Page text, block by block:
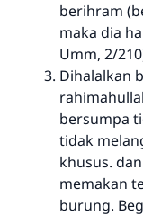
berihram
maka dia
Umm, 2/
Dihalalkan
bersumpa
tidak
khusus.
memakan
burung.